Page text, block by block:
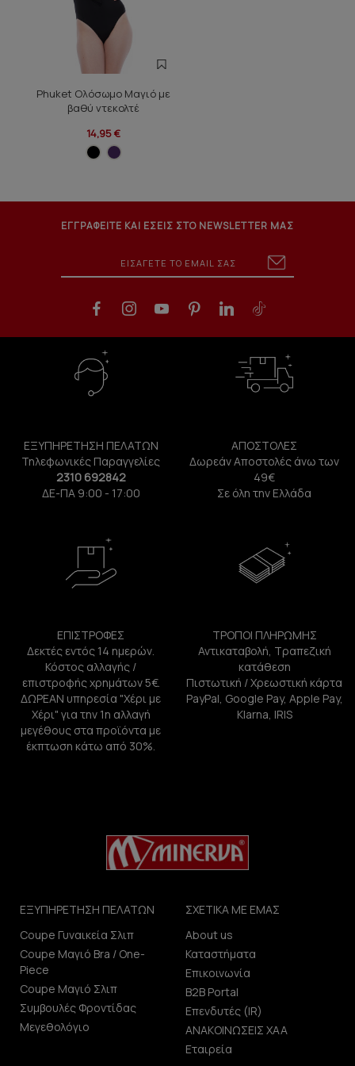
Phuket Ολόσωμο Μαγιό με
βαθύ ντεκολτέ
14,95 €
ΕΓΓΡΑΦΕΙΤΕ ΚΑΙ ΕΣΕΙΣ ΣΤΟ NEWSLETTER ΜΑΣ
ΕΞΥΠΗΡΕΤΗΣΗ ΠΕΛΑΤΩΝ
Τηλεφωνικές Παραγγελίες
2310 692842
ΔΕ-ΠΑ 9:00 - 17:00
ΑΠΟΣΤΟΛΕΣ
Δωρεάν Αποστολές άνω των
49€
Σε όλη την Ελλάδα
ΕΠΙΣΤΡΟΦΕΣ
Δεκτές εντός 14 ημερών.
Κόστος αλλαγής /
επιστροφής χρημάτων 5€.
ΔΩΡΕΑΝ υπηρεσία "Χέρι με
Χέρι" για την 1η αλλαγή
μεγέθους στα προϊόντα με
έκπτωση κάτω από 30%.
ΤΡΟΠΟΙ ΠΛΗΡΩΜΗΣ
Αντικαταβολή, Τραπεζική
κατάθεση
Πιστωτική / Χρεωστική κάρτα
PayPal, Google Pay, Apple Pay,
Klarna, IRIS
ΕΞΥΠΗΡΕΤΗΣΗ ΠΕΛΑΤΩΝ
Coupe Γυναικεία Σλιπ
Coupe Μαγιό Bra / One-
Piece
Coupe Μαγιό Σλιπ
Συμβουλές Φροντίδας
Μεγεθολόγιο
ΣΧΕΤΙΚΑ ΜΕ ΕΜΑΣ
About us
Καταστήματα
Επικοινωνία
B2B Portal
Επενδυτές (IR)
ΑΝΑΚΟΙΝΩΣΕΙΣ ΧΑΑ
Εταιρεία